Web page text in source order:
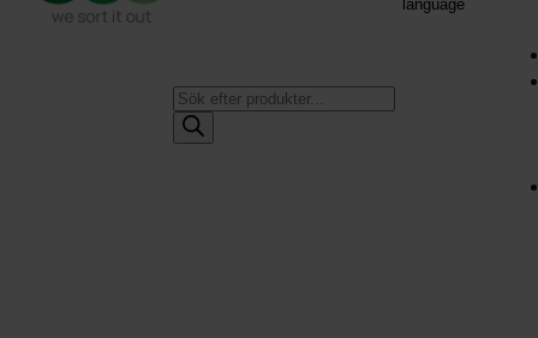
Produktsökning